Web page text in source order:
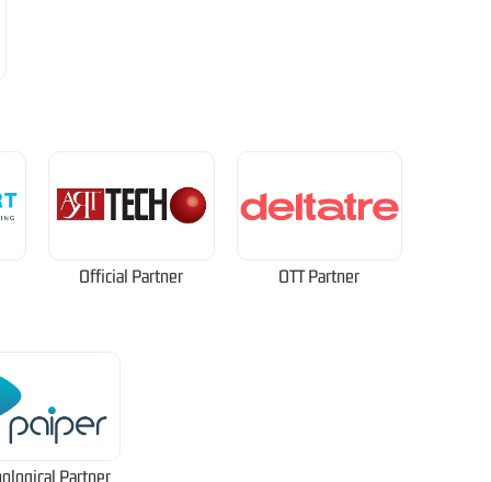
Official Partner OTT Partner
Partner